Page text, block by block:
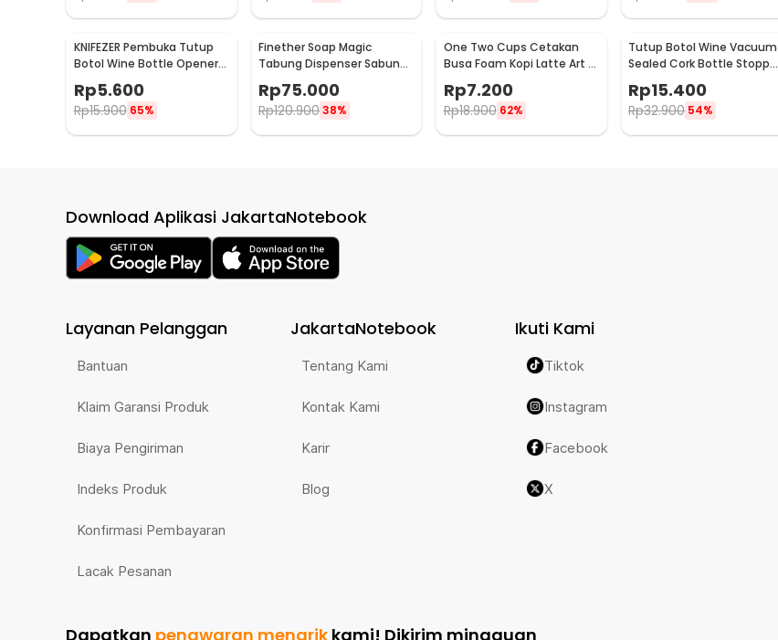
KNIFEZER Pembuka Tutup
Botol Wine Bottle Opener
Stainless Steel - WS01
Rp5.600
Rp15.900 65%
Finether Soap Magic
Tabung Dispenser Sabun
Otomatis 400ml - AD-03
Rp75.000
Rp120.90038%
One Two Cups Cetakan
Busa Foam Kopi Latte Art 16
PCS - JJYE01
Rp7.200
Rp18.900 62%
Tutup Botol Wine Vacuum
Sealed Cork Bottle Stopper
Stainless Steel - G94529
Rp15.400
Rp32.900 54%
Download Aplikasi JakartaNotebook
Layanan Pelanggan
Bantuan
Klaim Garansi Produk
Biaya Pengiriman
Indeks Produk
Konfirmasi Pembayaran
Lacak Pesanan
JakartaNotebook
Tentang Kami
Kontak Kami
Karir
Blog
Ikuti Kami
Tiktok
Instagram
Facebook
X
Dapatkan penawaran menarik kami! Dikirim mingguan